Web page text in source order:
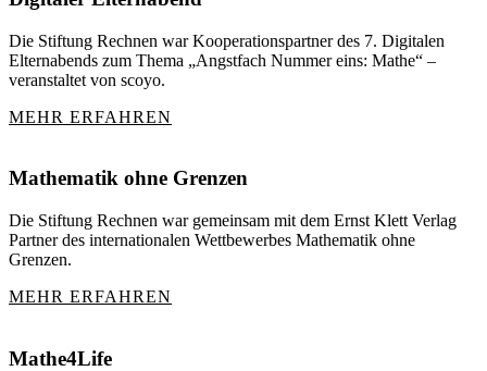
Die Stiftung Rechnen war Kooperationspartner des 7. Digitalen
Elternabends zum Thema „Angstfach Nummer eins: Mathe“ –
veranstaltet von scoyo.
MEHR ERFAHREN
Mathematik ohne Grenzen
Die Stiftung Rechnen war gemeinsam mit dem Ernst Klett Verlag
Partner des internationalen Wettbewerbes Mathematik ohne
Grenzen.
MEHR ERFAHREN
Mathe4Life